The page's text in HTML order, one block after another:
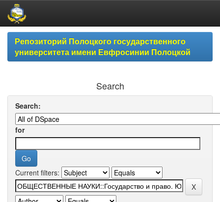
Skip
navigationРепозиторий Полоцкого государственного
университета имени Евфросинии Полоцкой
Search
Search:
for
Current filters: